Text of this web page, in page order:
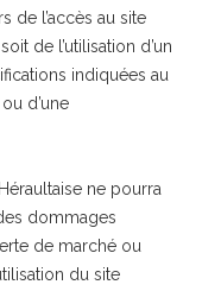
de l’accès au site
de l’utilisation d’un
indiquées au
d’une
ne pourra
dommages
de marché ou
du site